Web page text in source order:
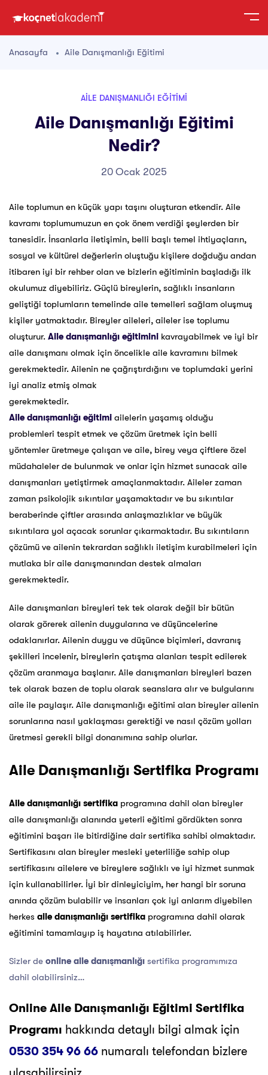
Anasayfa Aile Danışmanlığı Eğitimi
AILE DANIŞMANLIĞI EĞITIMI
Aile Danışmanlığı Eğitimi
Nedir?
20 Ocak 2025
Aile toplumun en küçük yapı taşını oluşturan etkendir. Aile
kavramı toplumumuzun en çok önem verdiği şeylerden bir
tanesidir. İnsanlarla iletişimin, belli başlı temel ihtiyaçların,
sosyal ve kültürel değerlerin oluştuğu kişilere doğduğu andan
itibaren iyi bir rehber olan ve bizlerin eğitiminin başladığı ilk
okulumuz diyebiliriz. Güçlü bireylerin, sağlıklı insanların
geliştiği toplumların temelinde aile temelleri sağlam oluşmuş
kişiler yatmaktadır. Bireyler aileleri, aileler ise toplumu
oluşturur. Aile danışmanlığı eğitimini kavrayabilmek ve iyi bir
aile danışmanı olmak için öncelikle aile kavramını bilmek
gerekmektedir. Ailenin ne çağrıştırdığını ve toplumdaki yerini
iyi analiz etmiş olmak
gerekmektedir.
Aile danışmanlığı eğitimi ailelerin yaşamış olduğu
problemleri tespit etmek ve çözüm üretmek için belli
yöntemler üretmeye çalışan ve aile, birey veya çiftlere özel
müdahaleler de bulunmak ve onlar için hizmet sunacak aile
danışmanları yetiştirmek amaçlanmaktadır. Aileler zaman
zaman psikolojik sıkıntılar yaşamaktadır ve bu sıkıntılar
beraberinde çiftler arasında anlaşmazlıklar ve büyük
sıkıntılara yol açacak sorunlar çıkarmaktadır. Bu sıkıntıların
çözümü ve ailenin tekrardan sağlıklı iletişim kurabilmeleri için
mutlaka bir aile danışmanından destek almaları
gerekmektedir.
Aile danışmanları bireyleri tek tek olarak değil bir bütün
olarak görerek ailenin duygularına ve düşüncelerine
odaklanırlar. Ailenin duygu ve düşünce biçimleri, davranış
şekilleri incelenir, bireylerin çatışma alanları tespit edilerek
çözüm aranmaya başlanır. Aile danışmanları bireyleri bazen
tek olarak bazen de toplu olarak seanslara alır ve bulgularını
aile ile paylaşır. Aile danışmanlığı eğitimi alan bireyler ailenin
sorunlarına nasıl yaklaşması gerektiği ve nasıl çözüm yolları
üretmesi gerekli bilgi donanımına sahip olurlar.
Aile Danışmanlığı Sertifika Programı
Aile danışmanlığı sertifika programına dahil olan bireyler
aile danışmanlığı alanında yeterli eğitimi gördükten sonra
eğitimini başarı ile bitirdiğine dair sertifika sahibi olmaktadır.
Sertifikasını alan bireyler mesleki yeterliliğe sahip olup
sertifikasını ailelere ve bireylere sağlıklı ve iyi hizmet sunmak
için kullanabilirler. İyi bir dinleyiciyim, her hangi bir soruna
anında çözüm bulabilir ve insanları çok iyi anlarım diyebilen
herkes aile danışmanlığı sertifika programına dahil olarak
eğitimini tamamlayıp iş hayatına atılabilirler.
Sizler de online aile danışmanlığı sertifika programımıza
dahil olabilirsiniz…
Online Aile Danışmanlığı Eğitimi Sertifika
Programı hakkında detaylı bilgi almak için
0530 354 96 66 numaralı telefondan bizlere